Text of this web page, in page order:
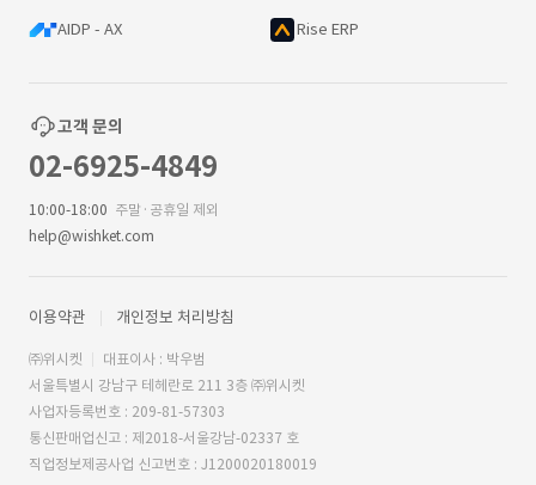
AIDP - AX Rise ERP
고객 문의
02-6925-4849
10:00-18:00 주말·공휴일 제외
help@wishket.com
이용약관 개인정보 처리방침
㈜위시켓
대표이사 : 박우범
서울특별시 강남구 테헤란로 211 3층 ㈜위시켓
사업자등록번호 : 209-81-57303
통신판매업신고 : 제2018-서울강남-02337 호
직업정보제공사업 신고번호 : J1200020180019